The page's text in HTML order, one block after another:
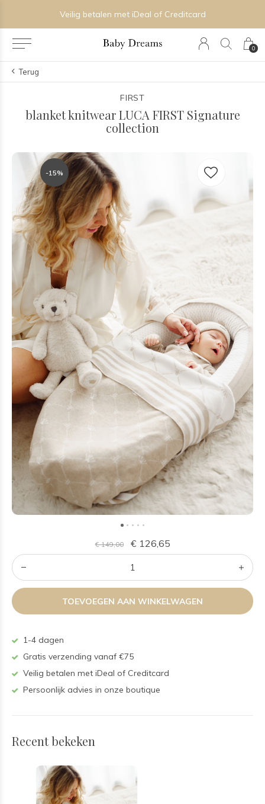
0
Veilig betalen met iDeal of Creditcard
Terug
FIRST
blanket knitwear LUCA FIRST Signature
collection
-15%
€ 149,00 € 126,65
TOEVOEGEN AAN WINKELWAGEN
1-4 dagen
Gratis verzending vanaf €75
Veilig betalen met iDeal of Creditcard
Persoonlijk advies in onze boutique
Recent bekeken